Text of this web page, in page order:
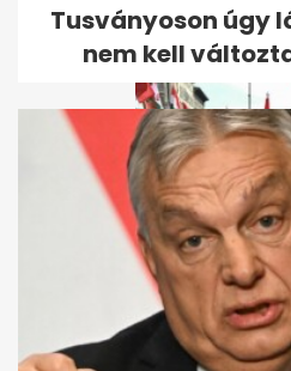
Tusványoson úgy
nem kell